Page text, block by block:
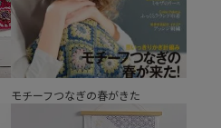
モチーフつなぎの春がきた